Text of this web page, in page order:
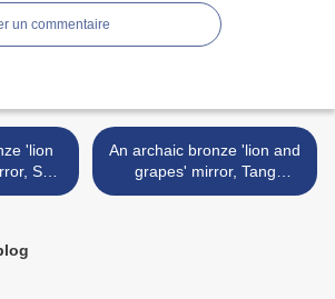
un commentaire
Sui-
An archaic bronze 'lion and
grapes' mirror, Tang
dynasty >